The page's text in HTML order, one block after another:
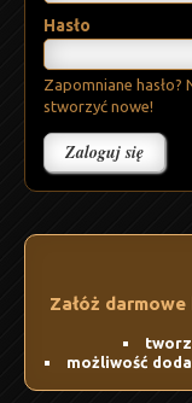
Hasło
Zapomniane hasło?
stworzyć nowe!
Załóż
możliwość